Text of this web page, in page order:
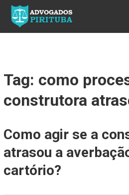
ADVOGADOS PIRITUBA
Precisando de advogado? Entre em
Fazemos toda a assessoria que você
Tag: como
construtora
Como agir se a
atrasou a
cartório?